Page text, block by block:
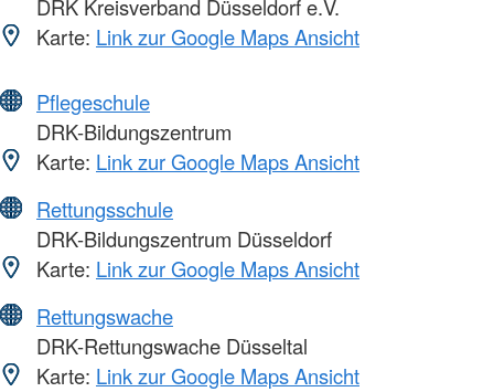
DRK Kreisverband Düsseldorf e.V.
Karte: Link zur Google Maps Ansicht
Pflegeschule
DRK-Bildungszentrum
Karte: Link zur Google Maps Ansicht
Rettungsschule
DRK-Bildungszentrum Düsseldorf
Karte: Link zur Google Maps Ansicht
Rettungswache
DRK-Rettungswache Düsseltal
Karte: Link zur Google Maps Ansicht